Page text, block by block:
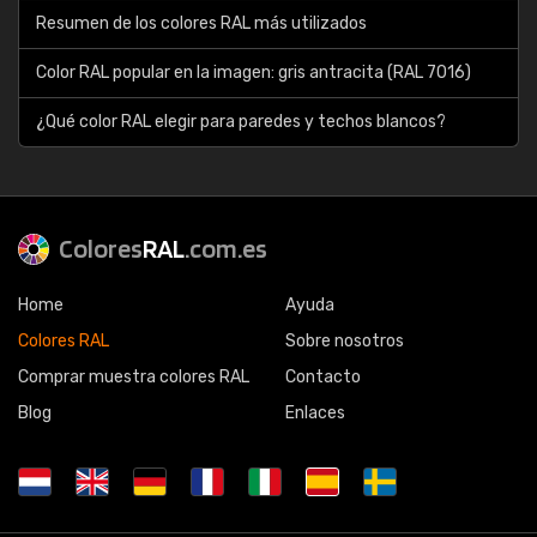
Resumen de los colores RAL más utilizados
Color RAL popular en la imagen: gris antracita (RAL 7016)
¿Qué color RAL elegir para paredes y techos blancos?
ColoresRAL.com.es
Home
Colores RAL
Comprar muestra colores RAL
Blog
Ayuda
Sobre nosotros
Contacto
Enlaces